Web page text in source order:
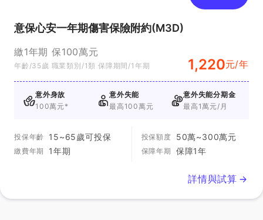
意保心安一年期傷害保險附約(M3D)
繳1年期 保100萬元
年齡/35歲 職業類別/1類 保障期間/1年期 1,220元/年
意外身故
100萬元*
意外失能
最高100萬元
意外失能分期金
最高1萬元/月
投保年齡 15~65歲可投保
繳費年期 1年期
投保額度 50萬~300萬元
保障年期 保障1年
詳情與試算